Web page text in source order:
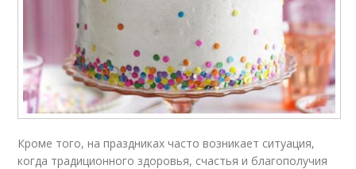
Кроме того, на праздниках часто возникает ситуация,
когда традиционного здоровья, счастья и благополучия